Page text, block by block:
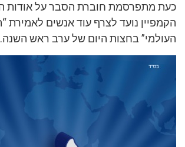
כעת מתפרסמת חוברת הסבר על אודות
הקמפיין נועד לצרף עוד אנשים לאמירת
העולמי” בחצות היום של ערב ראש השנה.